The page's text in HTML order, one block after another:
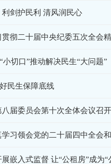
剑护民利 清风润民心
彻二十届中央纪委五次全会
切口”推动解决民生“大问题”
民生保障底线
届委员会第十次全体会议召开
嵌入式监督 让“公租房”成为“